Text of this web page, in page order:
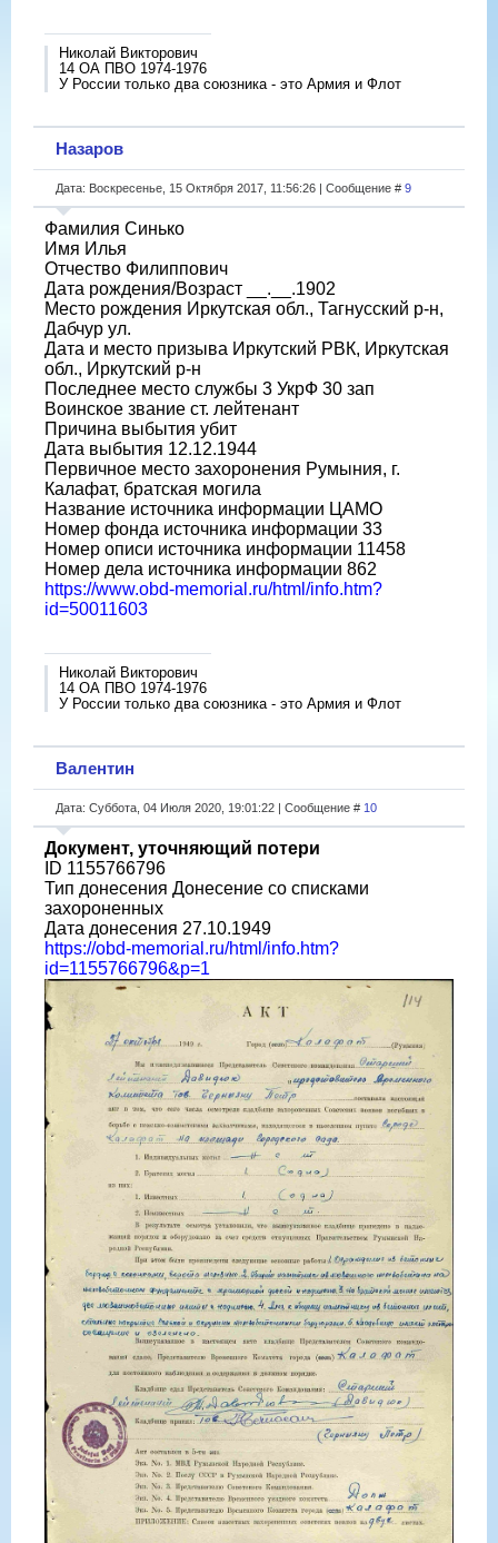
Николай Викторович
14 ОА ПВО 1974-1976
У России только два союзника - это Армия и Флот
Назаров
Дата: Воскресенье, 15 Октября 2017, 11:56:26 | Сообщение # 9
Фамилия Синько
Имя Илья
Отчество Филиппович
Дата рождения/Возраст __.__.1902
Место рождения Иркутская обл., Тагнусский р-н,
Дабчур ул.
Дата и место призыва Иркутский РВК, Иркутская
обл., Иркутский р-н
Последнее место службы 3 УкрФ 30 зап
Воинское звание ст. лейтенант
Причина выбытия убит
Дата выбытия 12.12.1944
Первичное место захоронения Румыния, г.
Калафат, братская могила
Название источника информации ЦАМО
Номер фонда источника информации 33
Номер описи источника информации 11458
Номер дела источника информации 862
https://www.obd-memorial.ru/html/info.htm?
id=50011603
Николай Викторович
14 ОА ПВО 1974-1976
У России только два союзника - это Армия и Флот
Валентин
Дата: Суббота, 04 Июля 2020, 19:01:22 | Сообщение # 10
Документ, уточняющий потери
ID 1155766796
Тип донесения Донесение со списками
захороненных
Дата донесения 27.10.1949
https://obd-memorial.ru/html/info.htm?
id=1155766796&p=1